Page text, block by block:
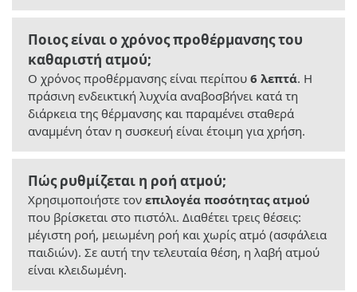
Ποιος είναι ο χρόνος προθέρμανσης του
καθαριστή ατμού;
Ο χρόνος προθέρμανσης είναι περίπου 6 λεπτά. Η
πράσινη ενδεικτική λυχνία αναβοσβήνει κατά τη
διάρκεια της θέρμανσης και παραμένει σταθερά
αναμμένη όταν η συσκευή είναι έτοιμη για χρήση.
Πώς ρυθμίζεται η ροή ατμού;
Χρησιμοποιήστε τον επιλογέα ποσότητας ατμού
που βρίσκεται στο πιστόλι. Διαθέτει τρεις θέσεις:
μέγιστη ροή, μειωμένη ροή και χωρίς ατμό (ασφάλεια
παιδιών). Σε αυτή την τελευταία θέση, η λαβή ατμού
είναι κλειδωμένη.